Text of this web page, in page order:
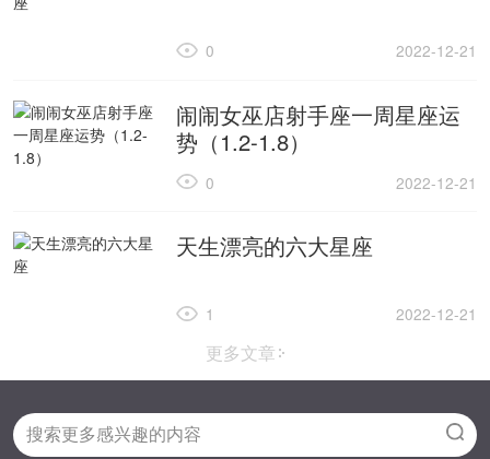
2022-12-21
0
闹闹女巫店射手座一周星座运
势（1.2-1.8）
2022-12-21
0
天生漂亮的六大星座
2022-12-21
1
更多文章